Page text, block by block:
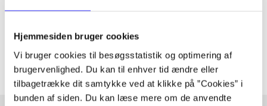
Hjemmesiden bruger cookies
Vi bruger cookies til besøgsstatistik og optimering af
brugervenlighed. Du kan til enhver tid ændre eller
tilbagetrække dit samtykke ved at klikke på ”Cookies” i
bunden af siden. Du kan læse mere om de anvendte
Artiklerne i handler ofte om